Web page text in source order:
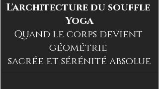
L'architecture du souffle
Yoga
Quand le corps devient
géométrie
sacrée et sérénité absolue